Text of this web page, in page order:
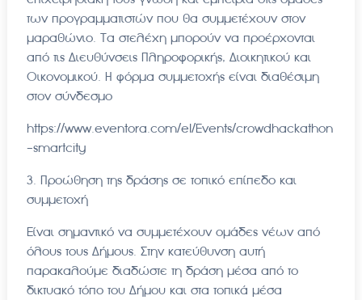
των προγραμματιστών που θα συμμετέχουν στον
μαραθώνιο. Τα στελέχη μπορούν να προέρχονται
από τις Διευθύνσεις Πληροφορικής, Διοικητικού και
Οικονομικού. Η φόρμα συμμετοχής είναι διαθέσιμη
στον σύνδεσμο
https://www.eventora.com/el/Events/crowdhackathon
-smartcity
3. Προώθηση της δράσης σε τοπικό επίπεδο και
συμμετοχή
Είναι σημαντικό να συμμετέχουν ομάδες νέων από
όλους τους Δήμους. Στην κατεύθυνση αυτή
παρακαλούμε διαδώστε τη δράση μέσα από το
δικτυακό τόπο του Δήμου και στα τοπικά μέσα